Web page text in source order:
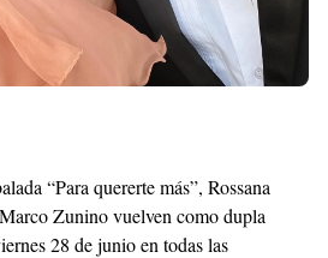
“Para quererte más”, Rossana
Zunino vuelven como dupla
28 de junio en todas las